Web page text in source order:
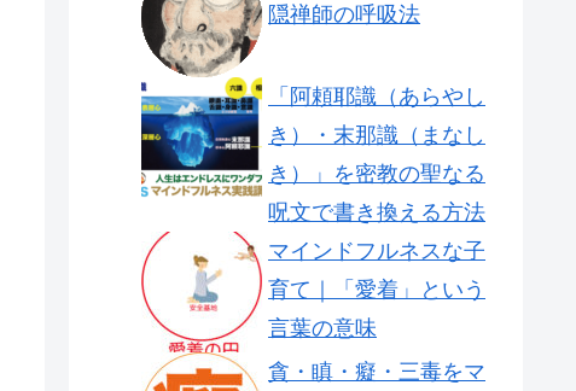
隠禅師の呼吸法
「阿頼耶識（あらやし
き）・末那識（まなし
き）」を密教の聖なる
呪文で書き換える方法
マインドフルネスな子
育て｜「愛着」という
言葉の意味
貪・瞋・癡・三毒をマ